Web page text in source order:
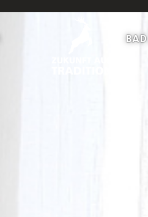
BAD